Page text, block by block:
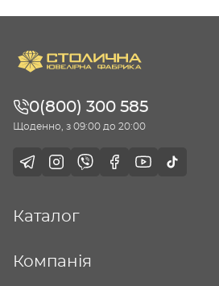
0(800) 300 585
Щоденно, з 09:00 до 20:00
Каталог
Компанія